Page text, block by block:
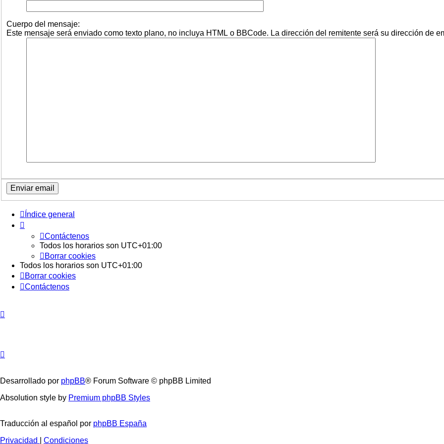
Cuerpo del mensaje:
Este mensaje será enviado como texto plano, no incluya HTML o BBCode. La dirección del remitente será su dirección de
Índice general
Contáctenos
Todos los horarios son UTC+01:00
Borrar cookies
Todos los horarios son UTC+01:00
Borrar cookies
Contáctenos
Desarrollado por phpBB® Forum Software © phpBB Limited
Absolution style by Premium phpBB Styles
Traducción al español por phpBB España
Privacidad
Condiciones